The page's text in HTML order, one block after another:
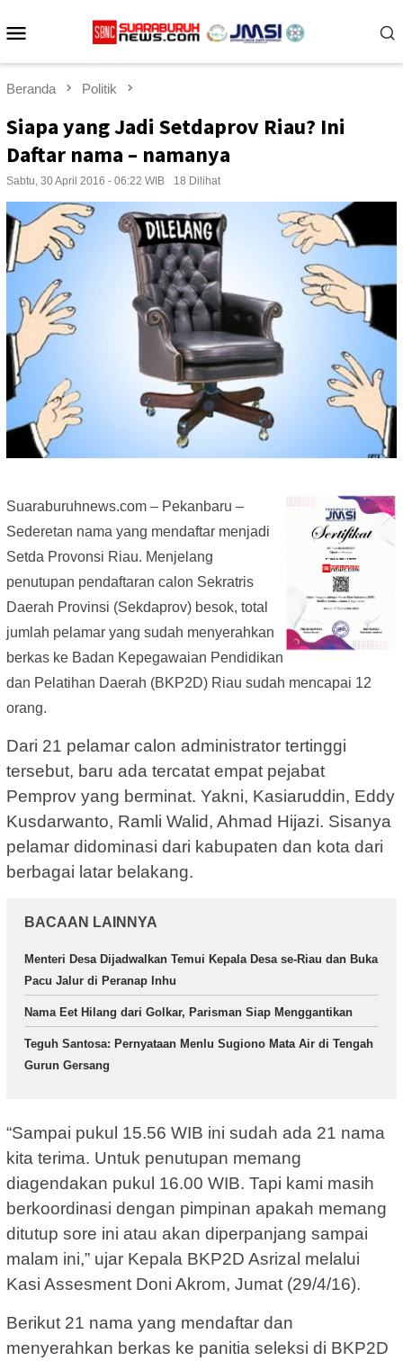
ke
Beranda Politik
Siapa yang Jadi Setdaprov Riau? Ini
Daftar nama – namanya
Sabtu, 30 April 2016 - 06:22 WIB 18 Dilihat
Suaraburuhnews.com – Pekanbaru –
Sederetan nama yang mendaftar menjadi
Setda Provonsi Riau. Menjelang
penutupan pendaftaran calon Sekratris
Daerah Provinsi (Sekdaprov) besok, total
jumlah pelamar yang sudah menyerahkan
berkas ke Badan Kepegawaian Pendidikan
dan Pelatihan Daerah (BKP2D) Riau sudah mencapai 12
orang.
Dari 21 pelamar calon administrator tertinggi
tersebut, baru ada tercatat empat pejabat
Pemprov yang berminat. Yakni, Kasiaruddin, Eddy
Kusdarwanto, Ramli Walid, Ahmad Hijazi. Sisanya
pelamar didominasi dari kabupaten dan kota dari
berbagai latar belakang.
BACAAN LAINNYA
Menteri Desa Dijadwalkan Temui Kepala Desa se-Riau dan Buka
Pacu Jalur di Peranap Inhu
Nama Eet Hilang dari Golkar, Parisman Siap Menggantikan
Teguh Santosa: Pernyataan Menlu Sugiono Mata Air di Tengah
Gurun Gersang
“Sampai pukul 15.56 WIB ini sudah ada 21 nama
kita terima. Untuk penutupan memang
diagendakan pukul 16.00 WIB. Tapi kami masih
berkoordinasi dengan pimpinan apakah memang
ditutup sore ini atau akan diperpanjang sampai
malam ini,” ujar Kepala BKP2D Asrizal melalui
Kasi Assesment Doni Akrom, Jumat (29/4/16).
Berikut 21 nama yang mendaftar dan
menyerahkan berkas ke panitia seleksi di BKP2D